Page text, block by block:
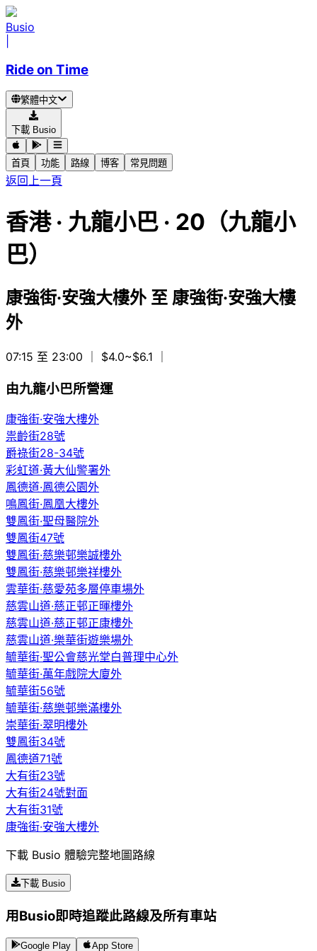
Busio
Ride on Time
繁體中文
下載 Busio
首頁 功能 路線 博客 常見問題
返回上一頁
香港· 九龍小巴 · 20（九龍小
巴）
康強街·安強大樓外 至 康強街·安強大樓
外
07:15 至 23:00 ｜ $4.0~$6.1
由九龍小巴所營運
康強街·安強大樓外
祟齡街28號
爵祿街28-34號
彩虹道·黃大仙警署外
鳳德道·鳳德公園外
鳴鳳街·鳳凰大樓外
雙鳳街·聖母醫院外
雙鳳街47號
雙鳳街·慈樂邨樂誠樓外
雙鳳街·慈樂邨樂祥樓外
雲華街·慈愛苑多層停車場外
慈雲山道·慈正邨正暉樓外
慈雲山道·慈正邨正康樓外
慈雲山道·樂華街遊樂場外
毓華街·聖公會慈光堂白普理中心外
毓華街·萬年戲院大廈外
毓華街56號
毓華街·慈樂邨樂滿樓外
崇華街·翠明樓外
雙鳳街34號
鳳德道71號
大有街23號
大有街24號對面
大有街31號
康強街·安強大樓外
下載 Busio 體驗完整地圖路線
下載 Busio
用Busio即時追蹤此路線及所有車站
Google Play App Store